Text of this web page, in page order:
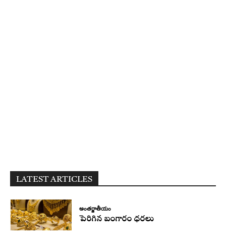
LATEST ARTICLES
అంతర్జాతీయం
పెరిగిన బంగారం ధరలు